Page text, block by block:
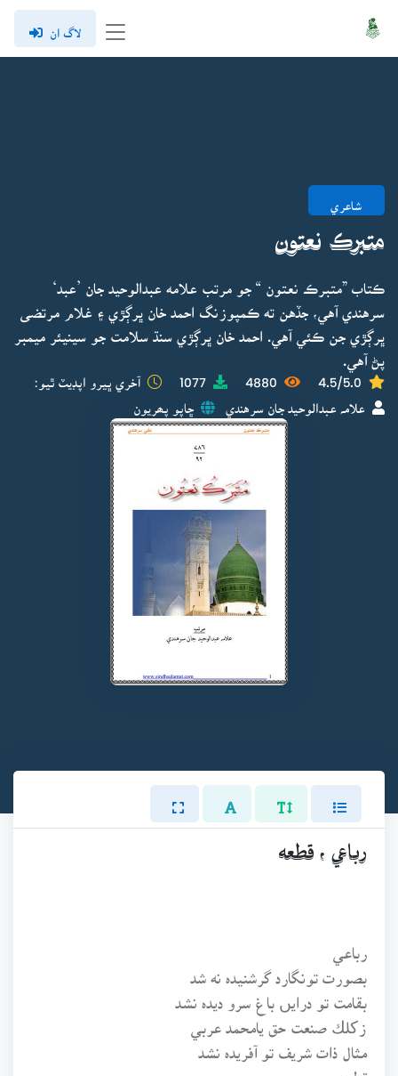
لاگ ان
شاعري
متبرڪ نعتون
ڪتاب ”متبرڪ نعتون “ جو مرتب علامه عبدالوحيد جان ’عبد‘
سرهندي آهي، جڏهن ته ڪمپوزنگ احمد خان ڀرڳڙي ۽ غلام مرتضى
ڀرڳڙي جن ڪئي آهي. احمد خان ڀرڳڙي سنڌ سلامت جو سينيئر ميمبر
پڻ آهي.
4.5/5.0
4880
1077 آخري ڀيرو اپڊيٽ ٿيو:
علامہ عبدالوحيد جان سرهندي ڇاپو پھريون
رباعي ، قطعه
رباعي
بصورت تونگارد گرشنيدہ نه شد
بقامت تو درايں باغ سرو ديدہ نشد
زكلك صنعت حق يامحمد عربي
مثال ذات شريف تو آفريدہ نشد
قطعہ